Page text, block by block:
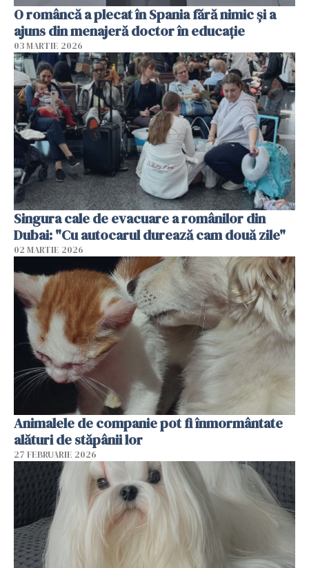
O româncă a plecat în Spania fără nimic și a
ajuns din menajeră doctor în educație
03 MARTIE 2026
Singura cale de evacuare a românilor din
Dubai: "Cu autocarul durează cam două zile"
02 MARTIE 2026
Animalele de companie pot fi înmormântate
alături de stăpânii lor
27 FEBRUARIE 2026